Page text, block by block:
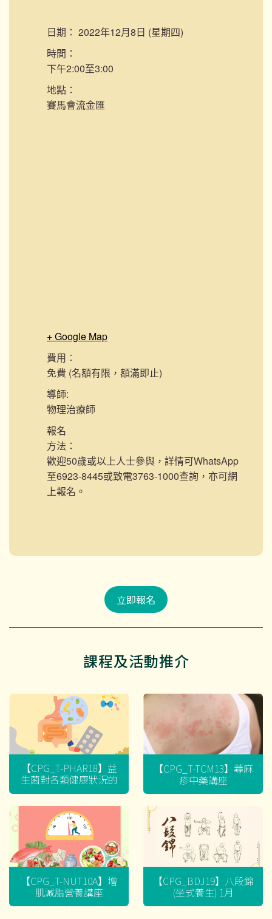
日期： 2022年12月8日 (星期四)
時間：
下午2:00至3:00
地點：
賽馬會流金匯
+ Google Map
費用︰
免費 (名額有限，額滿即止)
導師:
物理治療師
報名
方法：
歡迎50歲或以上人士參與，詳情可WhatsApp
至6923-8445或致電3763-1000查詢，亦可網
上報名。
立即報名
課程及活動推介
【CPG_T-PHAR18】益
生菌對各類健康狀況的
迷思
【CPG_T-TCM13】蕁麻
疹中藥講座
【CPG_T-NUT10A】增
肌減脂營養講座
【CPG_BDJ19】八段錦
(坐式養生) 1月